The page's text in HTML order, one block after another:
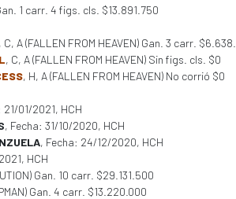
1 carr. 4 figs. cls. $13.891.750
C, A (FALLEN FROM HEAVEN) Gan. 3 carr.
, C, A (FALLEN FROM HEAVEN) Sin figs. cls. $0
, H, A (FALLEN FROM HEAVEN) No corrió $0
21/01/2021, HCH
, Fecha: 31/10/2020, HCH
, Fecha: 24/12/2020, HCH
HCH
Gan. 10 carr. $29.131.500
Gan. 4 carr. $13.220.000